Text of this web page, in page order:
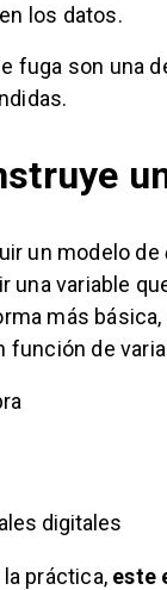
los datos.
fuga son una
un modelo de
una variable
más
función de
digitales
práctica, este